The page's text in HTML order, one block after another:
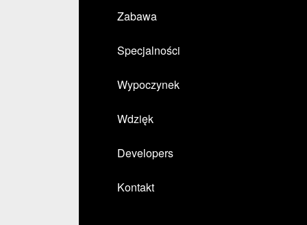
Zabawa
Specjalności
Wypoczynek
Wdzięk
Developers
Kontakt